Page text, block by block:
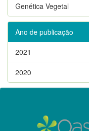
Genética Vegetal
Ano de publicação
2021
2020